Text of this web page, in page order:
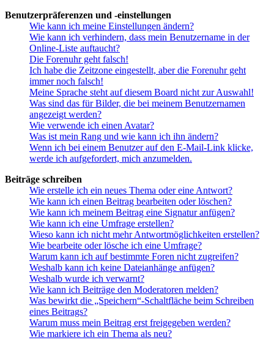
Benutzerpräferenzen und -einstellungen
Wie kann ich meine Einstellungen ändern?
Wie kann ich verhindern, dass mein Benutzername in der
Online-Liste auftaucht?
Die Forenuhr geht falsch!
Ich habe die Zeitzone eingestellt, aber die Forenuhr geht
immer noch falsch!
Meine Sprache steht auf diesem Board nicht zur Auswahl!
Was sind das für Bilder, die bei meinem Benutzernamen
angezeigt werden?
Wie verwende ich einen Avatar?
Was ist mein Rang und wie kann ich ihn ändern?
Wenn ich bei einem Benutzer auf den E-Mail-Link klicke,
werde ich aufgefordert, mich anzumelden.
Beiträge schreiben
Wie erstelle ich ein neues Thema oder eine Antwort?
Wie kann ich einen Beitrag bearbeiten oder löschen?
Wie kann ich meinem Beitrag eine Signatur anfügen?
Wie kann ich eine Umfrage erstellen?
Wieso kann ich nicht mehr Antwortmöglichkeiten erstellen?
Wie bearbeite oder lösche ich eine Umfrage?
Warum kann ich auf bestimmte Foren nicht zugreifen?
Weshalb kann ich keine Dateianhänge anfügen?
Weshalb wurde ich verwarnt?
Wie kann ich Beiträge den Moderatoren melden?
Was bewirkt die „Speichern“-Schaltfläche beim Schreiben
eines Beitrags?
Warum muss mein Beitrag erst freigegeben werden?
Wie markiere ich ein Thema als neu?